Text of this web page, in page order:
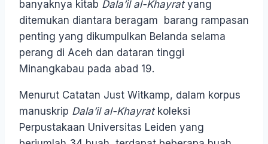
banyaknya kitab Dala’il al-Khayratyang
ditemukan diantara beragam barang rampasan
penting yang dikumpulkan Belanda selama
perang di Aceh dan dataran tinggi
Minangkabau pada abad 19.
Menurut Catatan Just Witkamp, dalam korpus
manuskrip Dala’il al-Khayratkoleksi
Perpustakaan Universitas Leiden yang